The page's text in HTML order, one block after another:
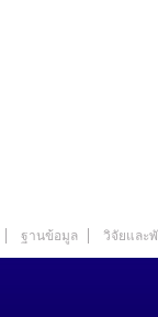
ฐานข้อมูล วิจัยและ